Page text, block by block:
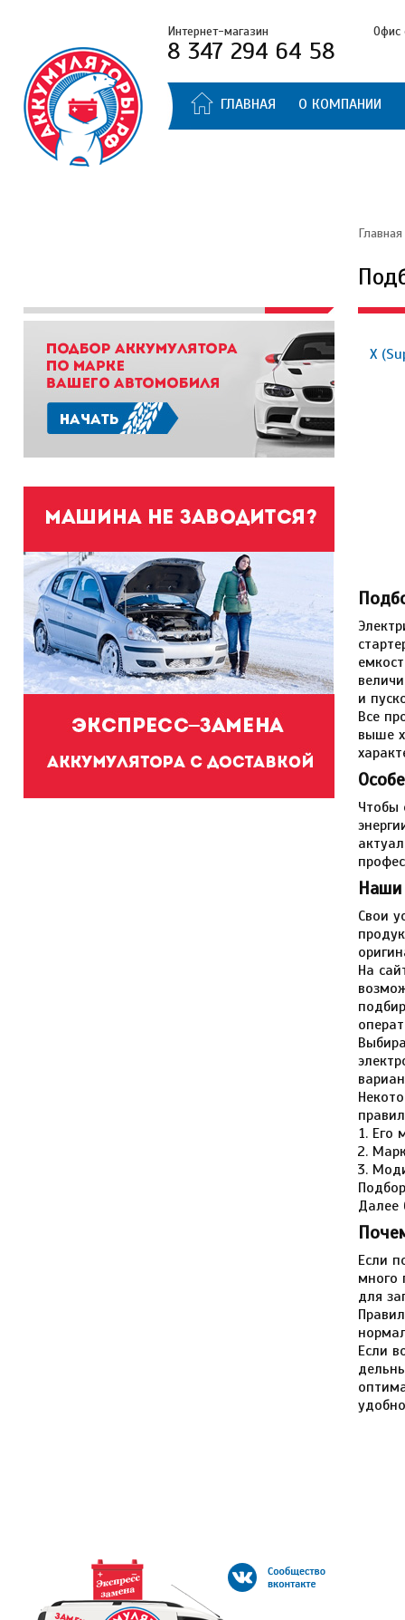
Интернет-магазин
8 347 294 64 58
Офис
ГЛАВНАЯ О КОМПАНИИ
Главная
X
и
Все
выше
Чтобы
Наши
Свои
На
Его
Далее
Если
много
для
Если